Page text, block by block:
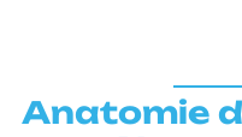
Anatomie